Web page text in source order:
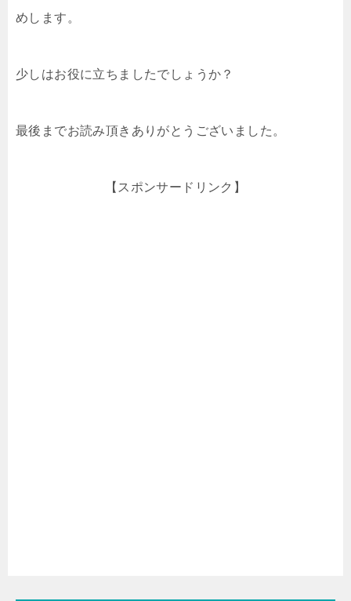
めします。
少しはお役に立ちましたでしょうか？
最後までお読み頂きありがとうございました。
【スポンサードリンク】